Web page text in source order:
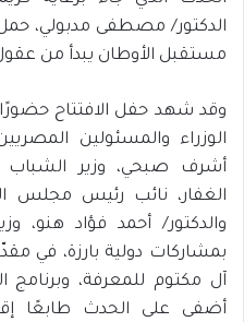
الدكتور/ مصطفى مدبولي،
مستقبل الأوطان يبدأ من
وقد شهد حفل الافتتاح
الوزراء والمسئولين
أشرف صبحي، وزير الشباب
الغفار، نائب رئيس مجلس
والدكتور/ أحمد فؤاد هنو،
بمشاركات دولية بارزة، في
آل مكتوم للمعرفة، وبرنامج
أضفى على الحدث طابعًا